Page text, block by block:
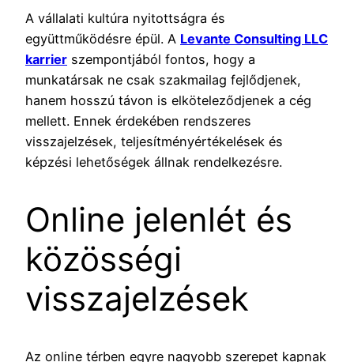
A vállalati kultúra nyitottságra és
együttműködésre épül. A Levante Consulting LLC
karrier szempontjából fontos, hogy a
munkatársak ne csak szakmailag fejlődjenek,
hanem hosszú távon is elköteleződjenek a cég
mellett. Ennek érdekében rendszeres
visszajelzések, teljesítményértékelések és
képzési lehetőségek állnak rendelkezésre.
Online jelenlét és
közösségi
visszajelzések
Az online térben egyre nagyobb szerepet kapnak